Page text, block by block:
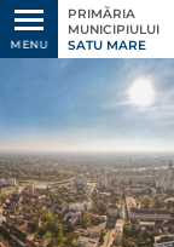
MENU
PRIMĂRIA
MUNICIPIULUI
SATU MARE